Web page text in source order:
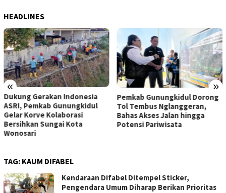
HEADLINES
« »
Dukung Gerakan Indonesia
ASRI, Pemkab Gunungkidul
Gelar Korve Kolaborasi
Bersihkan Sungai Kota
Wonosari
Pemkab Gunungkidul Dorong
Tol Tembus Nglanggeran,
Bahas Akses Jalan hingga
Potensi Pariwisata
TAG: KAUM DIFABEL
Kendaraan Difabel Ditempel Sticker,
Pengendara Umum Diharap Berikan Prioritas